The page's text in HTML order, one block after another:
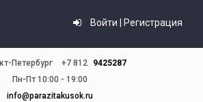
Войти | Регистрация
Петербург +7 812
9425287
Пн-Пт 10:00 - 19:00
info@parazitakusok.ru